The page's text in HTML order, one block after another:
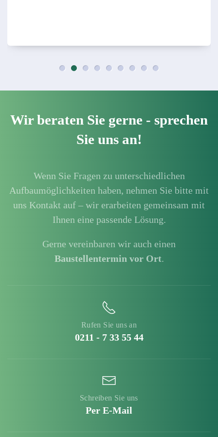
Wir beraten Sie gerne - sprechen
Sie uns an!
Wenn Sie Fragen zu unterschiedlichen
Aufbaumöglichkeiten haben, nehmen Sie bitte mit
uns Kontakt auf – wir erarbeiten gemeinsam mit
Ihnen eine passende Lösung.
Gerne vereinbaren wir auch einen
Baustellentermin vor Ort.
Rufen Sie uns an
0211 - 7 33 55 44
Schreiben Sie uns
Per E-Mail